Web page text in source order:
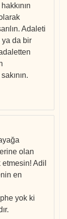
Adaleti
ya da bir
olan
Adil
en
yok ki